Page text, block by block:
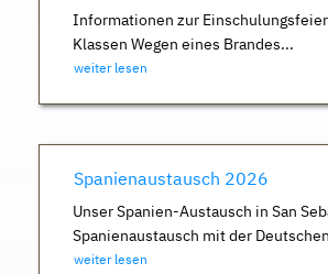
Informationen zur
Klassen Wegen eines Brandes...
weiter lesen
Spanienaustausch 2026
Unser Spanien-Austausch in San
Spanienaustausch mit der
weiter lesen